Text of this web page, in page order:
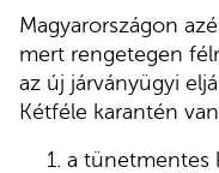
Magyarországon
mert rengetegen
az új járványügyi
Kétféle karantén
a tünetmentes